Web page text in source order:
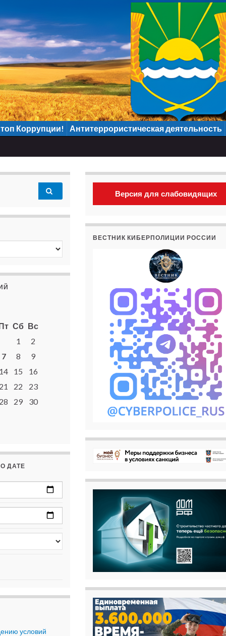
Коррупции! Антитеррористическая деятельность
Сб Вс
1
2
7
8
9
15
16
22
23
29 30
ДАТЕ
условий
Версия для слабовидящих
ВЕСТНИК КИБЕРПОЛИЦИИ РОССИИ